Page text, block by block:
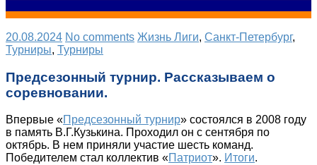
20.08.2024 No comments Жизнь Лиги, Санкт-Петербург,
Турниры, Турниры
Предсезонный турнир. Рассказываем о
соревновании.
Впервые «Предсезонный турнир» состоялся в 2008 году
в память В.Г.Кузькина. Проходил он с сентября по
октябрь. В нем приняли участие шесть команд.
Победителем стал коллектив «Патриот». Итоги.